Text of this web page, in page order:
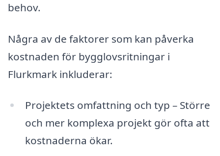
behov.
Några av de faktorer som kan påverka
kostnaden för bygglovsritningar i
Flurkmark inkluderar:
Projektets omfattning och typ – Större
och mer komplexa projekt gör ofta att
kostnaderna ökar.